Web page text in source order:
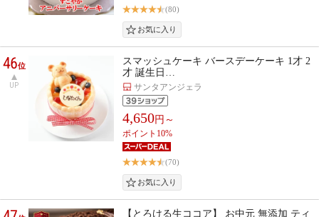
(80)
46位
UP
スマッシュケーキ バースデーケーキ 1才 2
才 誕生日…
サンタアンジェラ
4,650円～
ポイント10%
(70)
【とろける生ココア】 お中元 無添加 ティ